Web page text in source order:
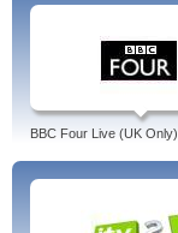
BBC Four Live (UK Only)